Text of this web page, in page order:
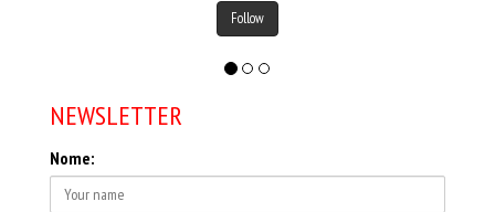
Follow
NEWSLETTER
Nome: